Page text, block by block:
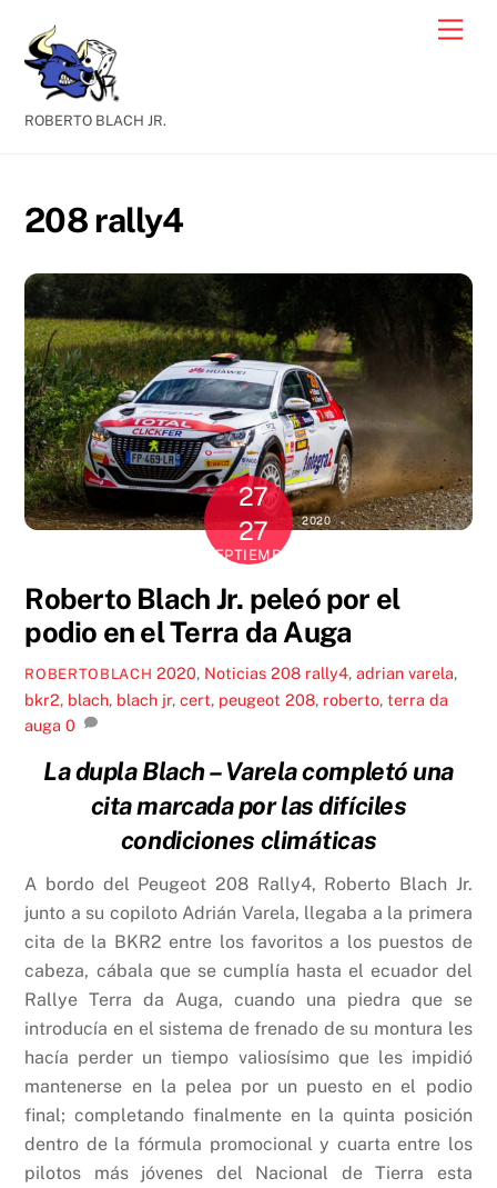
content
ROBERTO BLACH JR.
208 rally4
27
27
SEPTIEMBRE
2020
Roberto Blach Jr. peleó por el
podio en el Terra da Auga
ROBERTOBLACH 2020, Noticias 208 rally4,adrian varela,
bkr2, blach, blach jr,cert, peugeot 208, roberto,terra da
auga 0
La dupla Blach – Varela completó una
cita marcada por las difíciles
condiciones climáticas
A bordo del Peugeot 208 Rally4, Roberto Blach Jr.
junto a su copiloto Adrián Varela, llegaba a la primera
cita de la BKR2 entre los favoritos a los puestos de
cabeza, cábala que se cumplía hasta el ecuador del
Rallye Terra da Auga, cuando una piedra que se
introducía en el sistema de frenado de su montura les
hacía perder un tiempo valiosísimo que les impidió
mantenerse en la pelea por un puesto en el podio
final; completando finalmente en la quinta posición
dentro de la fórmula promocional y cuarta entre los
pilotos más jóvenes del Nacional de Tierra esta